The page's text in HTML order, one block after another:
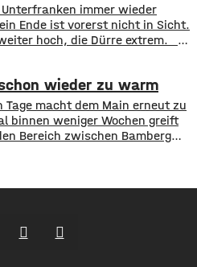
immer wieder
Ende ist vorerst nicht in Sicht.
hoch, die Dürre extrem.
wieder Kontrollflüge statt.
Ausschau nach möglichen
bleibt angespannt: Nicht nur
wieder zu warm
Tage macht dem Main erneut zu
binnen weniger Wochen greift
Bereich zwischen Bamberg